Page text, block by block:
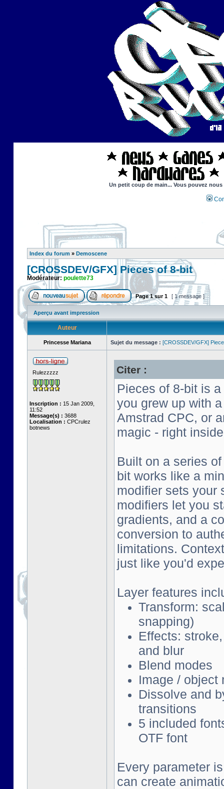
Un petit coup de main... Vous pouvez
Index du forum » Demoscene
[CROSSDEV/GFX] Pieces of 8-bit
Modérateur: poulette73
Page1sur1 [ 1 message ]
Aperçu avant impression
Auteur
Princesse Mariana Sujet du message : [CROSSDEV/GFX]
Rulezzzzz
Inscription : 15 Jan 2009,
11:52
Message(s) : 3688
Localisation : CPCrulez
botnews
Citer :
Pieces of 8-bit is
you grew up with
Amstrad CPC, or
magic - right
Built on a series
bit works like a
modifier sets your
modifiers let you
gradients, and a
conversion to
limitations.
just like you'd
Layer features
Transform:
snapping)
Effects:
and blur
Blend modes
Image / object
Dissolve and
transitions
5 included
OTF font
Every parameter
can create